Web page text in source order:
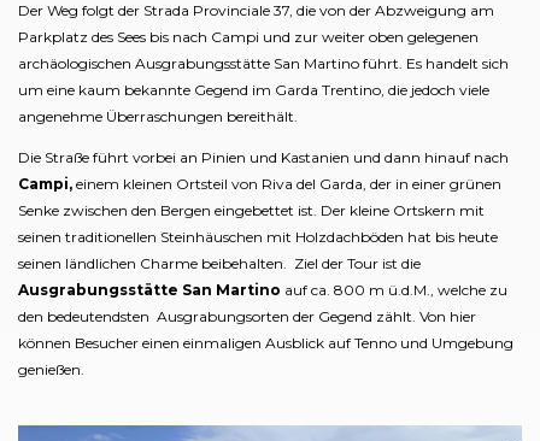
Der Weg folgt der Strada Provinciale 37, die von der Abzweigung am
Parkplatz des Sees bis nach Campi und zur weiter oben gelegenen
archäologischen Ausgrabungsstätte San Martino führt. Es handelt sich
um eine kaum bekannte Gegend im Garda Trentino, die jedoch viele
angenehme Überraschungen bereithält.
Die Straße führt vorbei an Pinien und Kastanien und dann hinauf nach
Campi, einem kleinen Ortsteil von Riva del Garda, der in einer grünen
Senke zwischen den Bergen eingebettet ist. Der kleine Ortskern mit
seinen traditionellen Steinhäuschen mit Holzdachböden hat bis heute
seinen ländlichen Charme beibehalten. Ziel der Tour ist die
Ausgrabungsstätte San Martino auf ca. 800 m ü.d.M., welche zu
den bedeutendsten Ausgrabungsorten der Gegend zählt. Von hier
können Besucher einen einmaligen Ausblick auf Tenno und Umgebung
genießen.